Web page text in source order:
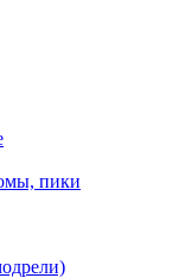
пики